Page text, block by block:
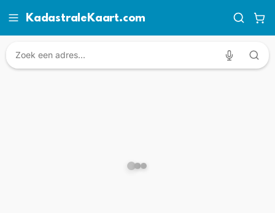
KadastraleKaart.com